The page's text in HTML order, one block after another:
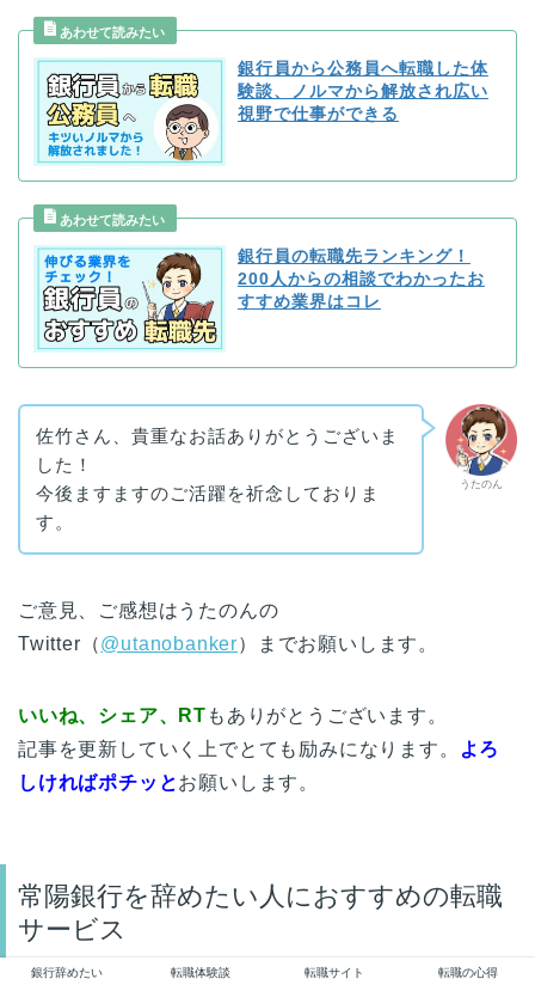
銀行員から公務員へ転職した体
験談、ノルマから解放され広い
視野で仕事ができる
銀行員の転職先ランキング！
200人からの相談でわかったお
すすめ業界はコレ
うたのん
佐竹さん、貴重なお話ありがとうございま
した！
今後ますますのご活躍を祈念しておりま
す。
ご意見、ご感想はうたのんの
Twitter（@utanobanker）までお願いします。
いいね、シェア、RT もありがとうございます。
記事を更新していく上でとても励みになります。
よろ
しければポチッとお願いします。
常陽銀行を辞めたい人におすすめの転職
サービス
銀行辞めたい 転職体験談 転職サイト 転職の心得